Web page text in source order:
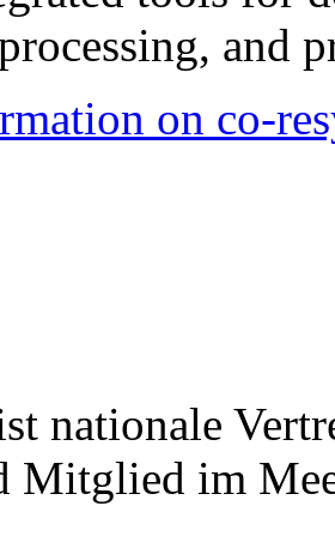
and
on co-
nationale
Mitglied im